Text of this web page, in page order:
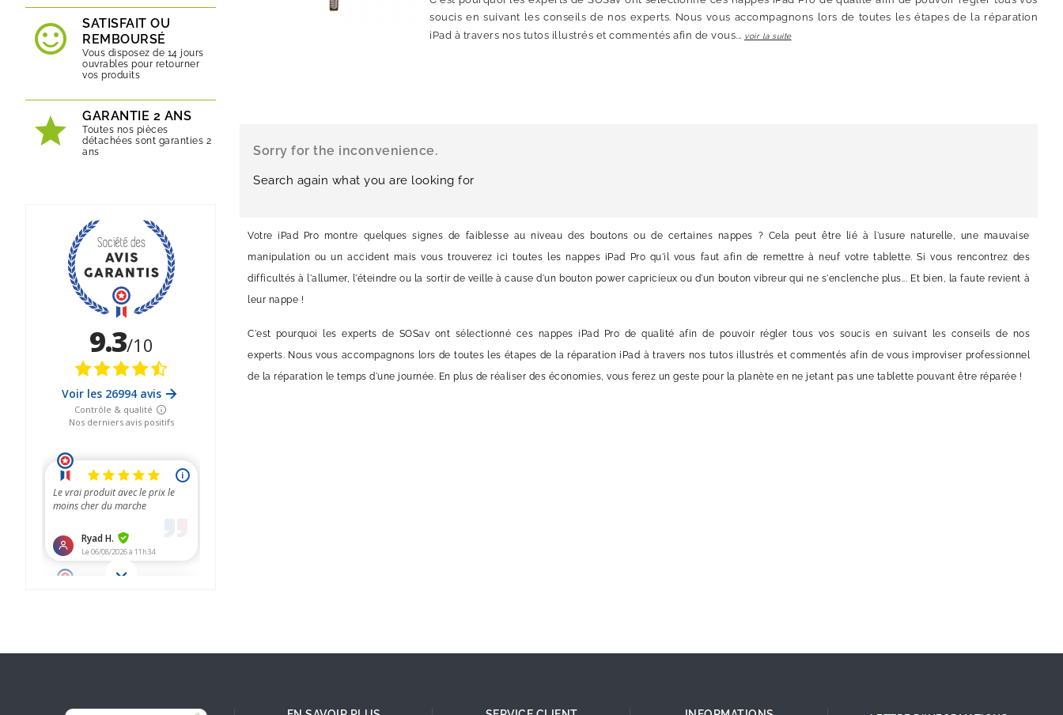
SATISFAIT OU
REMBOURSÉ
Vous disposez de 14 jours
ouvrables pour retourner
vos produits
GARANTIE 2 ANS
Toutes nos pièces
détachées sont garanties 2
ans
soucis en suivant les conseils de nos experts. Nous vous accompagnons lors de toutes les étapes de la réparation
iPad à travers nos tutos illustrés et commentés afin de vous... voir la suite
Sorry for the inconvenience.
Search again what you are looking for
Votre iPad Pro montre quelques signes de faiblesse au niveau des boutons ou de certaines nappes ? Cela peut être lié à l'usure naturelle, une mauvaise
manipulation ou un accident mais vous trouverez ici toutes les nappes iPad Pro qu'il vous faut afin de remettre à neuf votre tablette. Si vous rencontrez des
difficultés à l'allumer, l'éteindre ou la sortir de veille à cause d'un bouton power capricieux ou d'un bouton vibreur qui ne s'enclenche plus... Et bien, la faute revient à
leur nappe !
C'est pourquoi les experts de SOSav ont sélectionné ces nappes iPad Pro de qualité afin de pouvoir régler tous vos soucis en suivant les conseils de nos
experts. Nous vous accompagnons lors de toutes les étapes de la réparation iPad à travers nos tutos illustrés et commentés afin de vous improviser professionnel
de la réparation le temps d'une journée. En plus de réaliser des économies, vous ferez un geste pour la planète en ne jetant pas une tablette pouvant être réparée !